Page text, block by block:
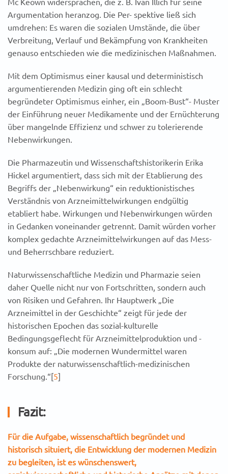
Argumentation heranzog. Die Per- spektive ließ sich
umdrehen: Es waren die sozialen Umstände, die über
Verbreitung, Verlauf und Bekämpfung von Krankheiten
genauso entschieden wie die medizinischen Maßnahmen.
Mit dem Optimismus einer kausal und deterministisch
argumentierenden Medizin ging oft ein schlecht
begründeter Optimismus einher, ein „Boom-Bust“- Muster
der Einführung neuer Medikamente und der Ernüchterung
über mangelnde Effizienz und schwer zu tolerierende
Nebenwirkungen.
Die Pharmazeutin und Wissenschaftshistorikerin Erika
Hickel argumentiert, dass sich mit der Etablierung des
Begriffs der „Nebenwirkung“ ein reduktionistisches
Verständnis von Arzneimittelwirkungen endgültig
etabliert habe. Wirkungen und Nebenwirkungen würden
in Gedanken voneinander getrennt. Damit würden vorher
komplex gedachte Arzneimittelwirkungen auf das Mess-
und Beherrschbare reduziert.
Naturwissenschaftliche Medizin und Pharmazie seien
daher Quelle nicht nur von Fortschritten, sondern auch
von Risiken und Gefahren. Ihr Hauptwerk „Die
Arzneimittel in der Geschichte“ zeigt für jede der
historischen Epochen das sozial-kulturelle
Bedingungsgeflecht für Arzneimittelproduktion und -
konsum auf: „Die modernen Wundermittel waren
Produkte der naturwissenschaftlich-medizinischen
Forschung.“[5]
Fazit:
Für die Aufgabe, wissenschaftlich begründet und
historisch situiert, die Entwicklung der modernen Medizin
zu begleiten, ist es wünschenswert,